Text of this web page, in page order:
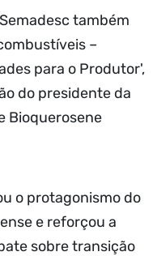
também
–
para o Produtor',
do presidente da
Bioquerosene
o protagonismo do
e reforçou a
sobre transição